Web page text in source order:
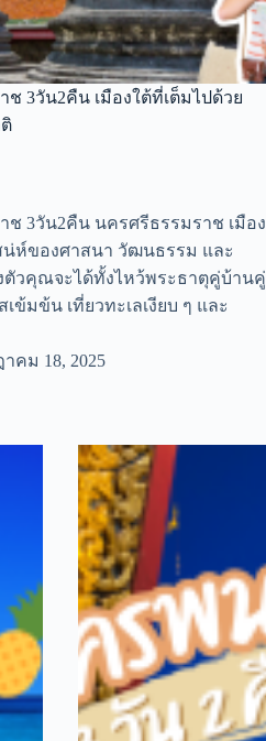
ช 3วัน2คืน เมืองใต้ที่เต็มไปด้วย
ช 3วัน2คืน นครศรีธรรมราช เมือง
น่ห์ของศาสนา วัฒนธรรม และ
ตัวคุณจะได้ทั้งไหว้พระธาตุคู่บ้านคู่
ข้มข้น เที่ยวทะเลเงียบ ๆ และ
คม 18, 2025